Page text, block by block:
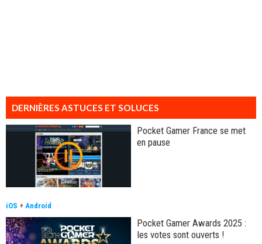
DERNIÈRES ASTUCES ET SOLUCES
Pocket Gamer France se met
en pause
iOS + Android
Pocket Gamer Awards 2025 :
les votes sont ouverts !